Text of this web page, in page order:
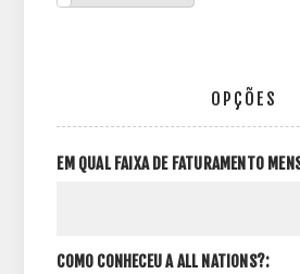
OPÇÕES
EM QUAL FAIXA DE FATURAMENTO
COMO CONHECEU A ALL NATIONS?: